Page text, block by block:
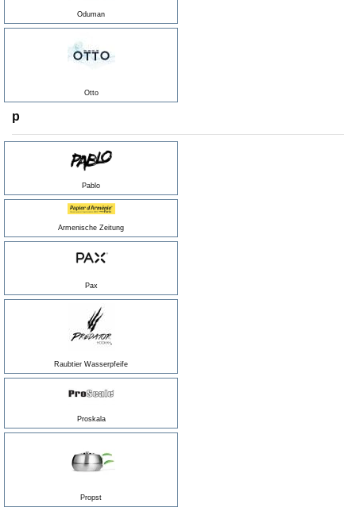
Oduman
Otto
p
Pablo
Armenische Zeitung
Pax
Raubtier Wasserpfeife
Proskala
Propst